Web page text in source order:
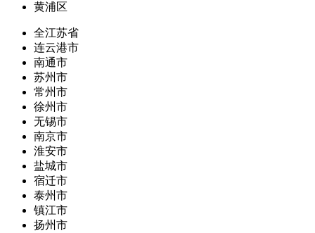
黄浦区
全江苏省
连云港市
南通市
苏州市
常州市
徐州市
无锡市
南京市
淮安市
盐城市
宿迁市
泰州市
镇江市
扬州市